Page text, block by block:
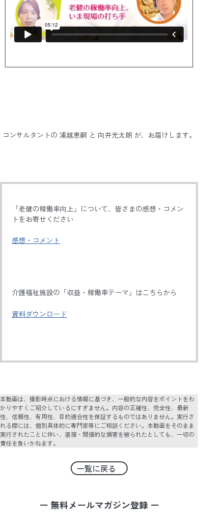
コンサルタントの 浦越恵嗣 と 向井光太朗 が、お届けします。
「老健の稼働率向上」について、皆さまの感想・コメン
トをお寄せください
感想・コメント
介護福祉施設の「収益・稼働率テーマ」はこちらから
資料ダウンロード
本動画は、撮影時点における情報に基づき、一般的な内容をポイントをわ
かりやすくご紹介しているにすぎません。内容の正確性、完全性、最新
性、信頼性、有用性、目的適合性を保証するものではありません。実行さ
れる際には、個別具体的に専門家等にご相談ください。本動画をそのまま
実行されたことに伴い、直接・間接的な損害を被られたとしても、一切の
責任を負いかねます。
一覧に戻る
ー 無料メールマガジン登録 ー